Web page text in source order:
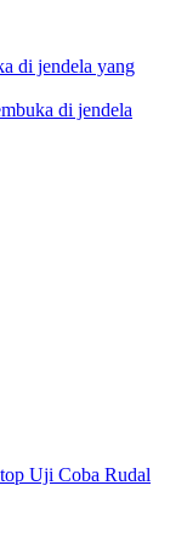
di jendela yang
di jendela
Uji Coba Rudal